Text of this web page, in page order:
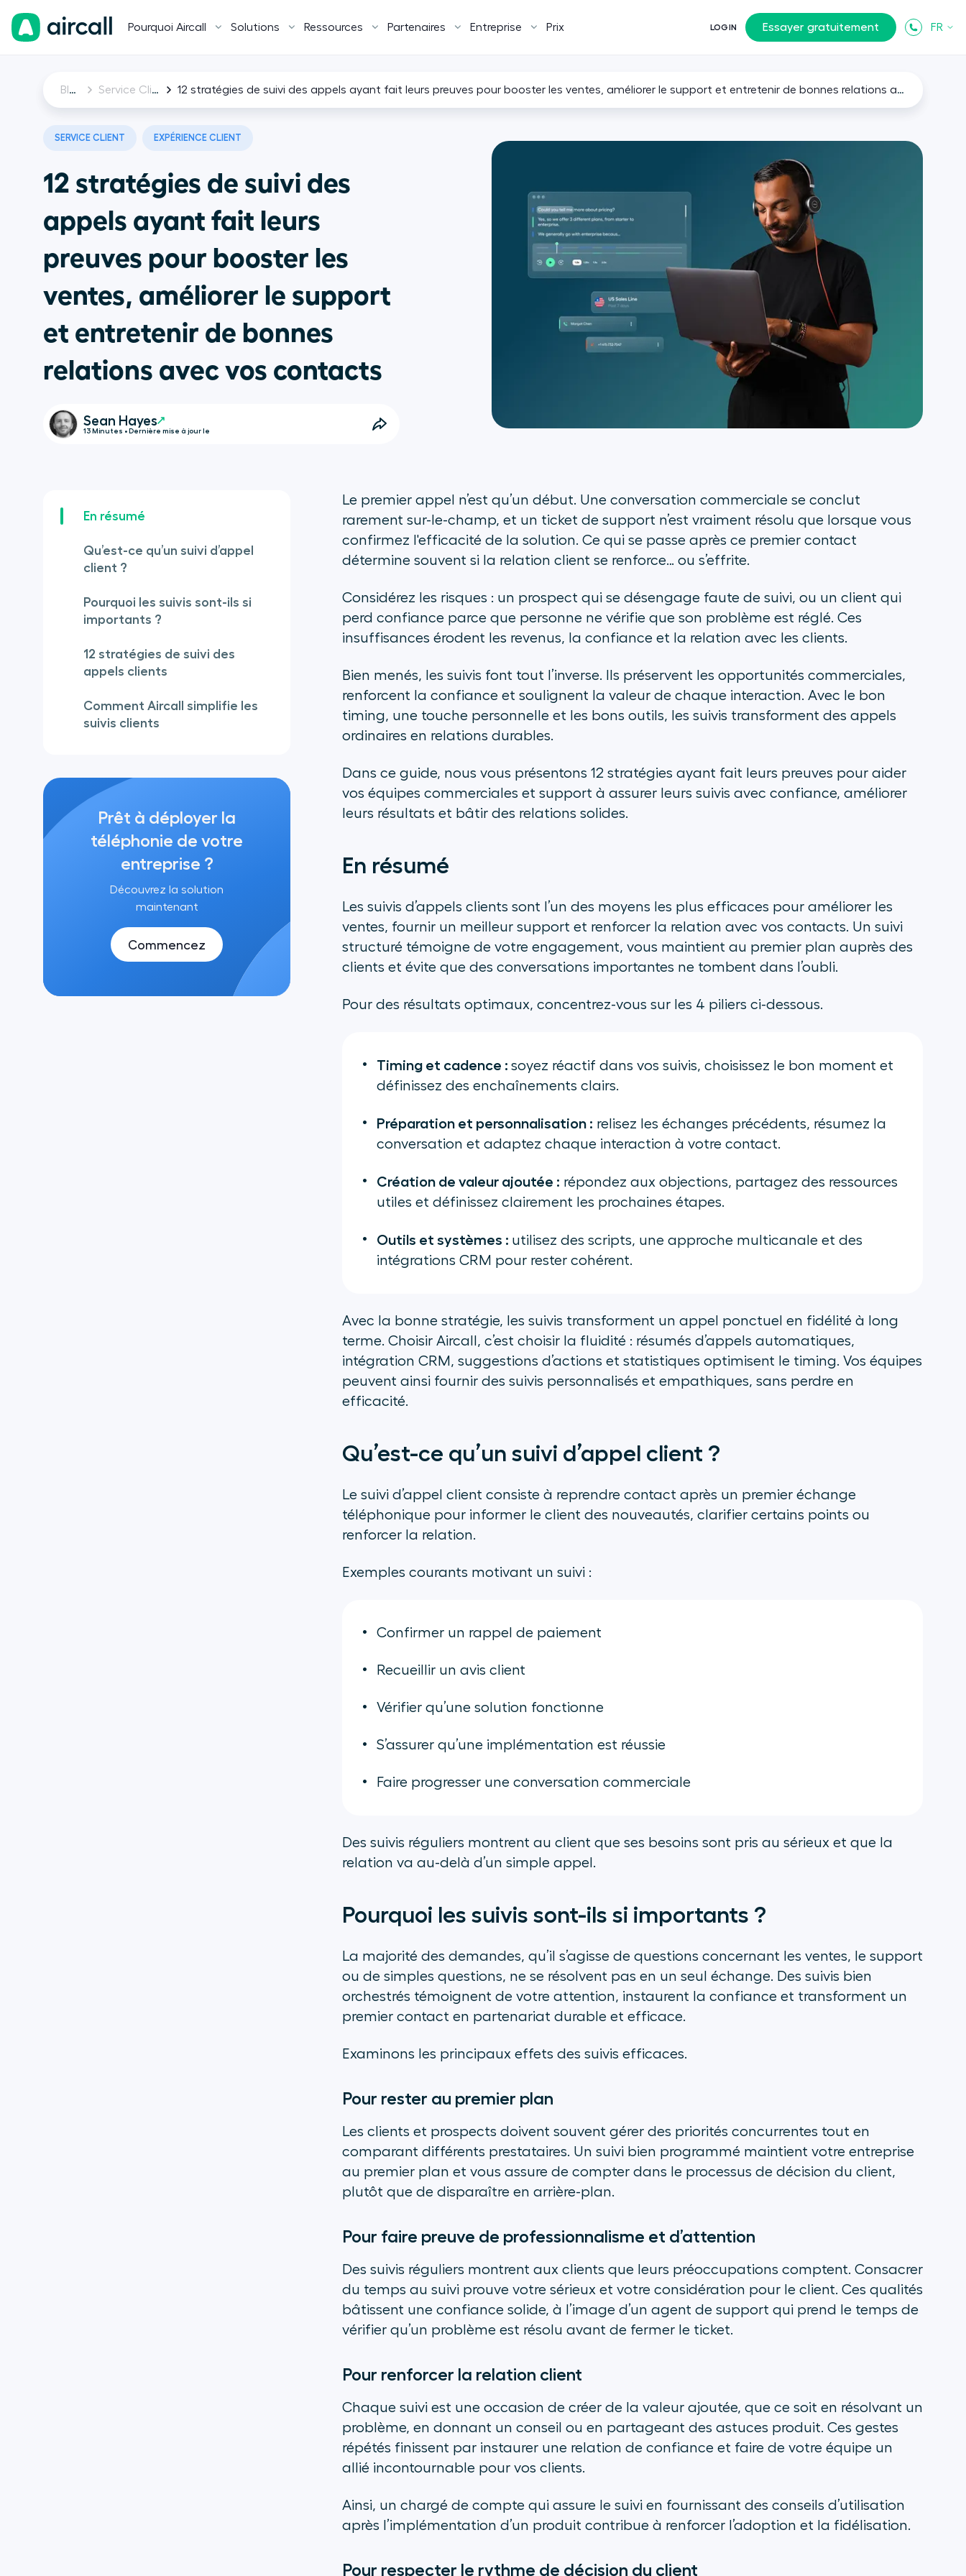
Pourquoi Aircall Solutions Ressources Partenaires Entreprise Prix LOGIN Essayer gratuitement FR
Blog Service Client 12 stratégies de suivi des appels ayant fait leurs preuves pour booster les ventes, améliorer le support et entretenir de bonnes relations avec vos contacts
SERVICE CLIENT EXPÉRIENCE CLIENT
12 stratégies de suivi des
appels ayant fait leurs
preuves pour booster les
ventes, améliorer le support
et entretenir de bonnes
relations avec vos contacts
Sean Hayes
13 Minutes • Dernière mise à jour le
En résumé
Qu’est-ce qu’un suivi d’appel
client ?
Pourquoi les suivis sont-ils si
importants ?
12 stratégies de suivi des
appels clients
Comment Aircall simplifie les
suivis clients
Prêt à déployer la
téléphonie de votre
entreprise ?
Découvrez la solution
maintenant
Commencez
Le premier appel n’est qu’un début. Une conversation commerciale se conclut
rarement sur-le-champ, et un ticket de support n’est vraiment résolu que lorsque vous
confirmez l'efficacité de la solution. Ce qui se passe après ce premier contact
détermine souvent si la relation client se renforce… ou s’effrite.
Considérez les risques : un prospect qui se désengage faute de suivi, ou un client qui
perd confiance parce que personne ne vérifie que son problème est réglé. Ces
insuffisances érodent les revenus, la confiance et la relation avec les clients.
Bien menés, les suivis font tout l’inverse. Ils préservent les opportunités commerciales,
renforcent la confiance et soulignent la valeur de chaque interaction. Avec le bon
timing, une touche personnelle et les bons outils, les suivis transforment des appels
ordinaires en relations durables.
Dans ce guide, nous vous présentons 12 stratégies ayant fait leurs preuves pour aider
vos équipes commerciales et support à assurer leurs suivis avec confiance, améliorer
leurs résultats et bâtir des relations solides.
En résumé
Les suivis d’appels clients sont l’un des moyens les plus efficaces pour améliorer les
ventes, fournir un meilleur support et renforcer la relation avec vos contacts. Un suivi
structuré témoigne de votre engagement, vous maintient au premier plan auprès des
clients et évite que des conversations importantes ne tombent dans l’oubli.
Pour des résultats optimaux, concentrez-vous sur les 4 piliers ci-dessous.
Timing et cadence : soyez réactif dans vos suivis, choisissez le bon moment et
définissez des enchaînements clairs.
Préparation et personnalisation : relisez les échanges précédents, résumez la
conversation et adaptez chaque interaction à votre contact.
Création de valeur ajoutée : répondez aux objections, partagez des ressources
utiles et définissez clairement les prochaines étapes.
Outils et systèmes : utilisez des scripts, une approche multicanale et des
intégrations CRM pour rester cohérent.
Avec la bonne stratégie, les suivis transforment un appel ponctuel en fidélité à long
terme. Choisir Aircall, c’est choisir la fluidité : résumés d’appels automatiques,
intégration CRM, suggestions d’actions et statistiques optimisent le timing. Vos équipes
peuvent ainsi fournir des suivis personnalisés et empathiques, sans perdre en
efficacité.
Qu’est-ce qu’un suivi d’appel client ?
Le suivi d’appel client consiste à reprendre contact après un premier échange
téléphonique pour informer le client des nouveautés, clarifier certains points ou
renforcer la relation.
Exemples courants motivant un suivi :
Confirmer un rappel de paiement
Recueillir un avis client
Vérifier qu’une solution fonctionne
S’assurer qu’une implémentation est réussie
Faire progresser une conversation commerciale
Des suivis réguliers montrent au client que ses besoins sont pris au sérieux et que la
relation va au-delà d’un simple appel.
Pourquoi les suivis sont-ils si importants ?
La majorité des demandes, qu’il s’agisse de questions concernant les ventes, le support
ou de simples questions, ne se résolvent pas en un seul échange. Des suivis bien
orchestrés témoignent de votre attention, instaurent la confiance et transforment un
premier contact en partenariat durable et efficace.
Examinons les principaux effets des suivis efficaces.
Pour rester au premier plan
Les clients et prospects doivent souvent gérer des priorités concurrentes tout en
comparant différents prestataires. Un suivi bien programmé maintient votre entreprise
au premier plan et vous assure de compter dans le processus de décision du client,
plutôt que de disparaître en arrière-plan.
Pour faire preuve de professionnalisme et d’attention
Des suivis réguliers montrent aux clients que leurs préoccupations comptent. Consacrer
du temps au suivi prouve votre sérieux et votre considération pour le client. Ces qualités
bâtissent une confiance solide, à l’image d’un agent de support qui prend le temps de
vérifier qu’un problème est résolu avant de fermer le ticket.
Pour renforcer la relation client
Chaque suivi est une occasion de créer de la valeur ajoutée, que ce soit en résolvant un
problème, en donnant un conseil ou en partageant des astuces produit. Ces gestes
répétés finissent par instaurer une relation de confiance et faire de votre équipe un
allié incontournable pour vos clients.
Ainsi, un chargé de compte qui assure le suivi en fournissant des conseils d’utilisation
après l’implémentation d’un produit contribue à renforcer l’adoption et la fidélisation.
Pour respecter le rythme de décision du client